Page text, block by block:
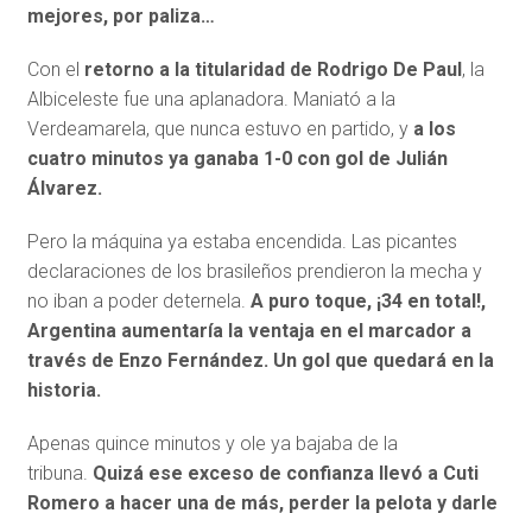
mejores, por paliza…
Con el retorno a la titularidad de Rodrigo De Paul , la
Albiceleste fue una aplanadora. Maniató a la
Verdeamarela, que nunca estuvo en partido, ya los
cuatro minutos ya ganaba 1-0 con gol de Julián
Álvarez.
Pero la máquina ya estaba encendida. Las picantes
declaraciones de los brasileños prendieron la mecha y
no iban a poder deternela. A puro toque, ¡34 en total!,
Argentina aumentaría la ventaja en el marcador a
través de Enzo Fernández. Un gol que quedará en la
historia.
Apenas quince minutos y ole ya bajaba de la
tribuna. Quizá ese exceso de confianza llevó a Cuti
Romero a hacer una de más, perder la pelota y darle